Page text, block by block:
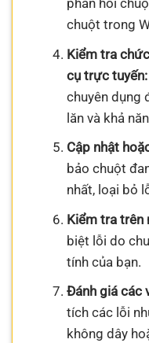
phản hồi
chuột trong
Kiểm tra
cụ trực tuyến:
chuyên dụng
lăn và khả
Cập nhật
bảo chuột
nhất, loại bỏ
Kiểm tra trên
biệt lỗi do
tính của bạn.
Đánh giá các
tích các lỗi
không dây